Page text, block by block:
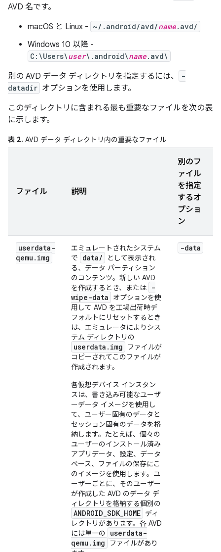
AVD 名です。
macOS と Linux - ~/.android/avd/name.avd/
Windows 10 以降 -
C:\Users\user\.android\name.avd\
別の AVD データ ディレクトリを指定するには、
-
datadir オプションを使用します。
このディレクトリに含まれる最も重要なファイルを次の表
に示します。
表 2. AVD データ ディレクトリ内の重要なファイル
ファイル 説明
別のフ
ァイル
を指定
するオ
プショ
ン
userdata-
qemu . img
エミュレートされたシステム
で
data/
として表示され
る、データ パーティション
のコンテンツ。新しい AVD
を作成するとき、または
-
wipe-data
オプションを使
用して AVD を工場出荷時デ
フォルトにリセットするとき
は、エミュレータによりシス
テム ディレクトリの
userdata.img
ファイルが
コピーされてこのファイルが
作成されます。
各仮想デバイス インスタン
スは、書き込み可能なユーザ
ーデータ イメージを使用し
て、ユーザー固有のデータと
セッション固有のデータを格
納します。たとえば、個々の
ユーザーのインストール済み
アプリデータ、設定、データ
ベース、ファイルの保存にこ
のイメージを使用します。ユ
ーザーごとに、そのユーザー
が作成した AVD のデータ デ
ィレクトリを格納する個別の
ANDROID_SDK_HOME ディ
レクトリがあります。各 AVD
には単一の
userdata-
qemu.img
ファイルがあり
-data